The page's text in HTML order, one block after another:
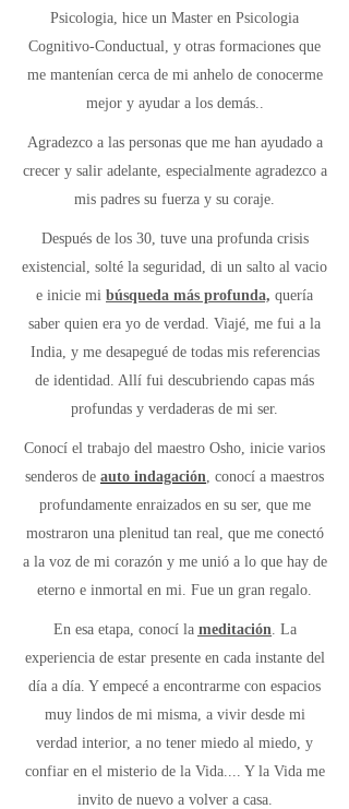
Psicologia, hice un Master en Psicologia
Cognitivo-Conductual, y otras formaciones que
me mantenían cerca de mi anhelo de conocerme
mejor y ayudar a los demás..
Agradezco a las personas que me han ayudado a
crecer y salir adelante, especialmente agradezco a
mis padres su fuerza y su coraje.
Después de los 30, tuve una profunda crisis
existencial, solté la seguridad, di un salto al vacio
e inicie mi búsqueda más profunda, quería
saber quien era yo de verdad. Viajé, me fui a la
India, y me desapegué de todas mis referencias
de identidad. Allí fui descubriendo capas más
profundas y verdaderas de mi ser.
Conocí el trabajo del maestro Osho, inicie varios
senderos de auto indagación, conocí a maestros
profundamente enraizados en su ser, que me
mostraron una plenitud tan real, que me conectó
a la voz de mi corazón y me unió a lo que hay de
eterno e inmortal en mi. Fue un gran regalo.
En esa etapa, conocí la meditación. La
experiencia de estar presente en cada instante del
día a día. Y empecé a encontrarme con espacios
muy lindos de mi misma, a vivir desde mi
verdad interior, a no tener miedo al miedo, y
confiar en el misterio de la Vida.... Y la Vida me
invito de nuevo a volver a casa.